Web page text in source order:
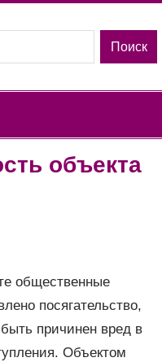
Поиск
объекта
общественные
посягательство,
причинен вред в
Объектом